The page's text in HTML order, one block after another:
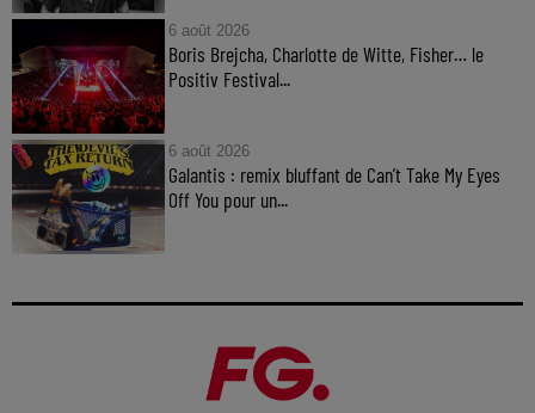
6 août 2026
Boris Brejcha, Charlotte de Witte, Fisher… le
Positiv Festival...
6 août 2026
Galantis : remix bluffant de Can’t Take My Eyes
Off You pour un...